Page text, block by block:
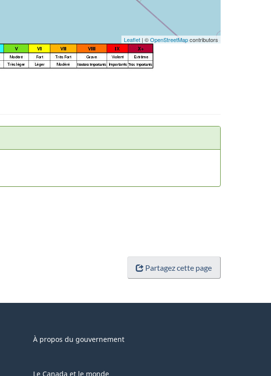
Leaflet | ©OpenStreetMapcontributors
Partagez cette page
À propos du gouvernement
Le Canada et le monde